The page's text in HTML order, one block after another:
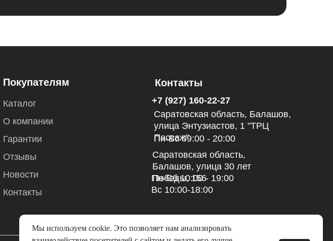
Мы используем cookie. Это позволяет нам анализировать
Контакты
Покупателям
Контакты
Каталог
О компании
Гарантии
Отзывы
Новости
+7 (927) 160-22-27
Саратовская область,
Балашов, улица 30 лет
Победы, 156
Саратовская область, Балашов,
улица Энтузиастов, 1 "ТРЦ
Пассаж"
Пн-Вс 09:00 - 20:00
Пн-Сб 10:00 - 19:00
Вс 10:00-18:00